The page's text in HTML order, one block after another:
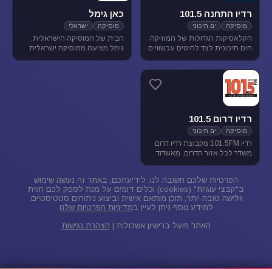
רדיו התחנה 101.5
מוסיקה ים תיכוני
הקלאסיקות הגדולות של המוזיקה
הים תיכונית לצד להיטים עכשוויים
בתדר 101.5 באיזור הצפון.
כאן גימל
מוסיקה ישראלי
הבית של המוסיקה הישראלית.
גימל מציעה ממוסיקה ישראלית
רדיו דרום 101.5
מוסיקה ים תיכוני
רדיו 101.5FM מקבוצת רדיו דרום
משדר לכל אזור הדרום, מאשדוד
הפרטיות שלכם חשובה לנו. לידיעתכם, באתר זה נעשה שימוש
ב"קבצי עוגיות" (cookies) וכלים דומים על מנת לספק לכם חווית
גלישה טובה יותר, תוכן מותאם אישית וביצוע ניתוחים סטטיסטיים.
למידע נוסף ניתן לעיין במדיניות הפרטיות שלנו
האתר פועל ברישיון אשכולות | הצהרת נגישות